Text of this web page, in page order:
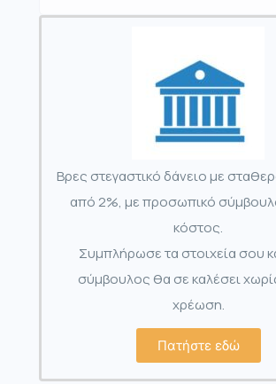
Βρες στεγαστικό δάνειο με
από 2%, με προσωπικό
κόστος.
Συμπλήρωσε τα στοιχεία σου
σύμβουλος θα σε καλέσει
χρέωση.
Πατήστε εδώ